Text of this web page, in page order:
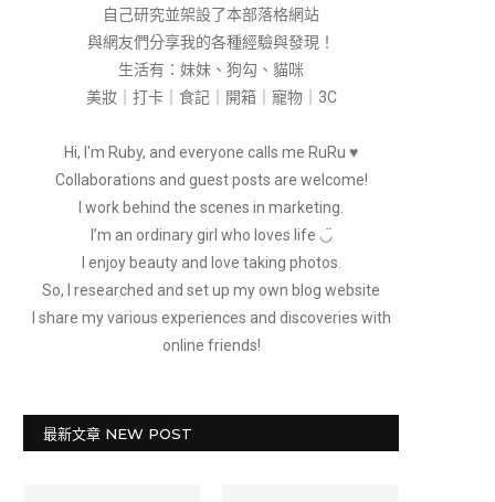
自己研究並架設了本部落格網站
與網友們分享我的各種經驗與發現！
生活有：妹妹、狗勾、貓咪
美妝｜打卡｜食記｜開箱｜寵物｜3C
Hi, I'm Ruby, and everyone calls me RuRu ♥
Collaborations and guest posts are welcome!
I work behind the scenes in marketing.
I’m an ordinary girl who loves life ◡̈
I enjoy beauty and love taking photos.
So, I researched and set up my own blog website
I share my various experiences and discoveries with
online friends!
最新文章 NEW POST